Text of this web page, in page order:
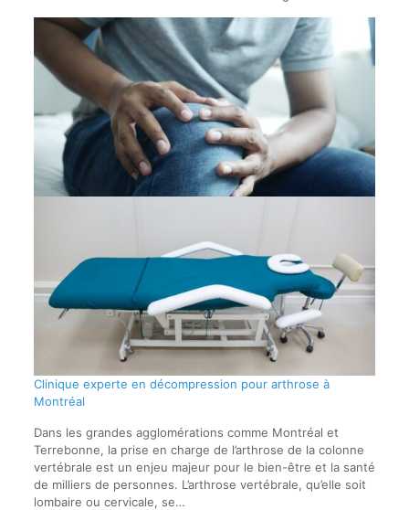
Clinique experte en décompression pour arthrose à
Montréal
Dans les grandes agglomérations comme Montréal et
Terrebonne, la prise en charge de l’arthrose de la colonne
vertébrale est un enjeu majeur pour le bien-être et la santé
de milliers de personnes. L’arthrose vertébrale, qu’elle soit
lombaire ou cervicale, se…